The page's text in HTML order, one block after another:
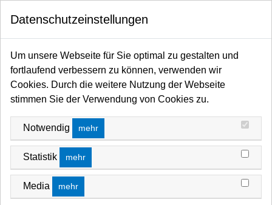
Startseite Filter / Farbfilter Farbfilter Rollen und Zuschnitte Violett-Bereich
Datenschutzeinstellungen
Um unsere Webseite für Sie optimal zu gestalten und
fortlaufend verbessern zu können, verwenden wir
Cookies. Durch die weitere Nutzung der Webseite
stimmen Sie der Verwendung von Cookies zu.
Notwendig mehr
Statistik mehr
Media mehr